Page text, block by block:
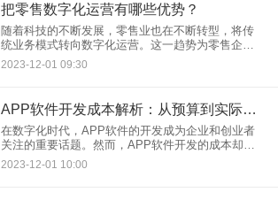
把零售数字化运营有哪些优势？
随着科技的不断发展，零售业也在不断转型，将传
统业务模式转向数字化运营。这一趋势为零售企业
带来了许多优势，为提升效率、优化用户体验和应
对市场变化提供了新的机遇。以下是把零售数字化
2023-12-01 09:30
APP软件开发成本解析：从预算到实际开发费用
在数字化时代，APP软件的开发成为企业和创业者
关注的重要话题。然而，APP软件开发的成本却是
一个复杂而多变的问题，因为它受到多种因素的影
响。以下是一些影响APP软件开发成本的关键因
2023-12-01 10:00